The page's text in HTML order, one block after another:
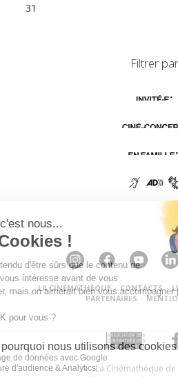
31
Filtrer par
LA CINÉMATHÈQUE · CONTACTS ·
PARTENAIRES ·
La Cinémathèque